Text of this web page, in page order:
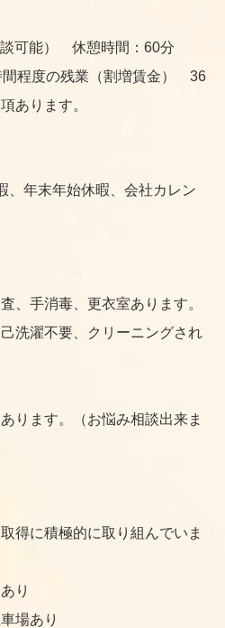
可能） 休憩時間：60分
程度の残業（割増賃金） 36
あります。
、年末年始休暇、会社カレン
、手消毒、更衣室あります。
洗濯不要、クリーニングされ
ります。（お悩み相談出来ま
得に積極的に取り組んでいま
り
場あり